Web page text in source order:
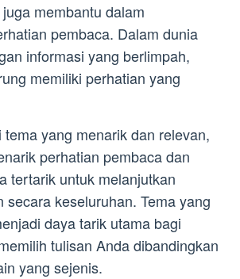
membantu dalam
pembaca. Dalam dunia
informasi yang berlimpah,
memiliki perhatian yang
yang menarik dan relevan,
perhatian pembaca dan
tertarik untuk melanjutkan
secara keseluruhan. Tema yang
daya tarik utama bagi
tulisan Anda dibandingkan
yang sejenis.